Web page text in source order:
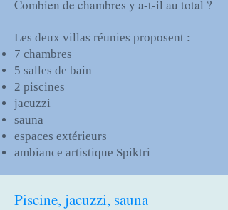
Combien de chambres y a-t-il au total ?
Les deux villas réunies proposent :
7 chambres
5 salles de bain
2 piscines
jacuzzi
sauna
espaces extérieurs
ambiance artistique Spiktri
Piscine, jacuzzi, sauna